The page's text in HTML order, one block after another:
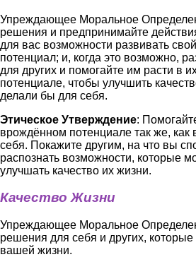
Упреждающее Моральное
решения и предпринимайте
для вас возможности развивать
потенциал; и, когда это возможно,
для других и помогайте им расти в
потенциале, чтобы улучшить
делали бы для себя.
Этическое Утверждение:
врождённом потенциале так же,
себя. Покажите другим, на что вы
распознать возможности, которые
улучшать качество их жизни.
Качество Жизни
Упреждающее Моральное
решения для себя и других,
вашей жизни.